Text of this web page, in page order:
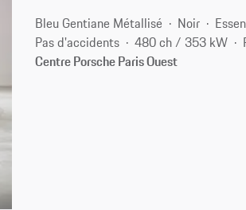
Bleu Gentiane Métallisé Noir
Pas d'accidents
480 ch / 353 kW
Centre Porsche Paris Ouest